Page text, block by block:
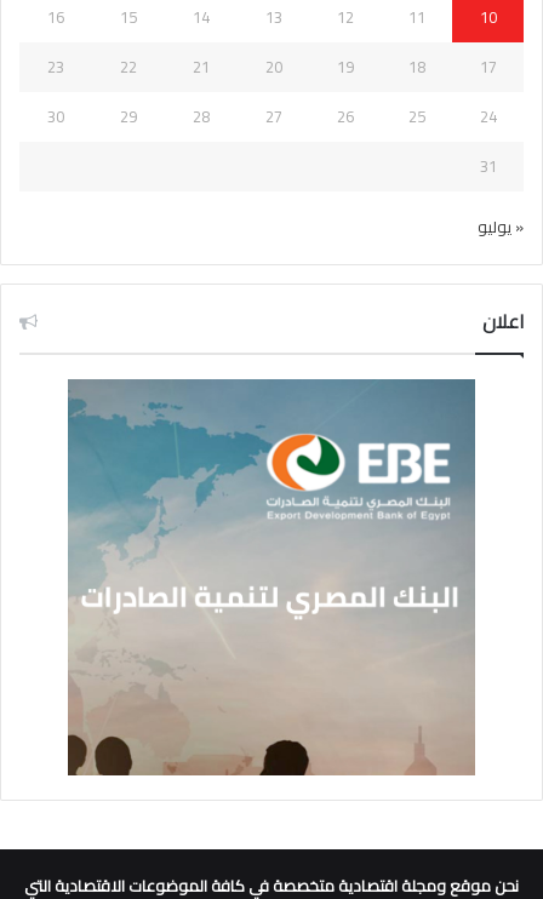
10
11
12
13
14
15
16
17
18
19
20
21
22
23
24
25
26
27
28
29
30
31
« يوليو
اعلان
نحن موقع ومجلة اقتصادية متخصصة في كافة الموضوعات الاقتصادية التي